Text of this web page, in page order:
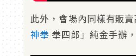
此外，會場內同樣有販
神拳 拳四郎」純金手辦